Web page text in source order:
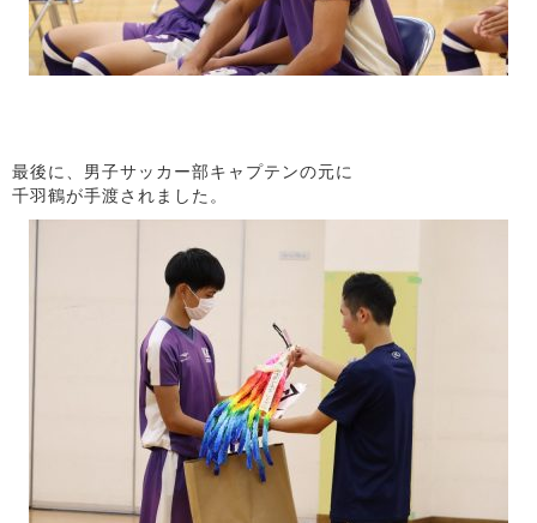
最後に、男子サッカー部キャプテンの元に
千羽鶴が手渡されました。